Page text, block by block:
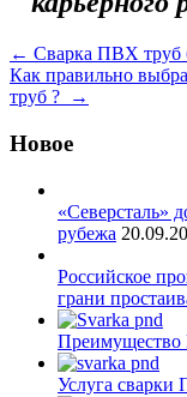
Навигация
по
← Сварка ПВХ труб
Как правильно
труб ?
→
Новое
«Северсталь»
рубежа
Российское
грани
Услуга